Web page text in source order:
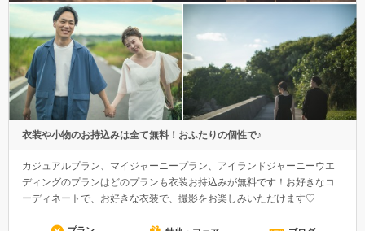
衣装や小物のお持込みは全て無料！おふたりの個性で♪
カジュアルプラン、マイジャーニープラン、アイランドジャーニーウエ
ディングのプランはどのプランも衣装お持込みが無料です！お好きなコ
ーディネートで、お好きな衣装で、撮影をお楽しみいただけます♡